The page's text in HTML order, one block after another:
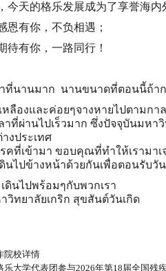
今天的格乐发展成为了享誉海内
恩有你，不负相遇；
待有你，一路同行！
าที่นานมาก นานขนาดที่ตอนนี้ถ้า
ลืองและค่อยๆจางหายไปตามกาล
ลาที่ผ่านไปเร็วมาก ซึ่งปัจจุบันม
งประเทศ
ที่เข้ามา ขอบคุณที่ทำให้เรามาเ
ดินไปข้างหน้าด้วยกันเพื่อตอนรับวั
ดินไปพร้อมๆกับพวกเรา
วิทยาลัยเกริก สุขสันต์วันเกิด
院校详情
乐大学代表团参与2026年第18届全国残